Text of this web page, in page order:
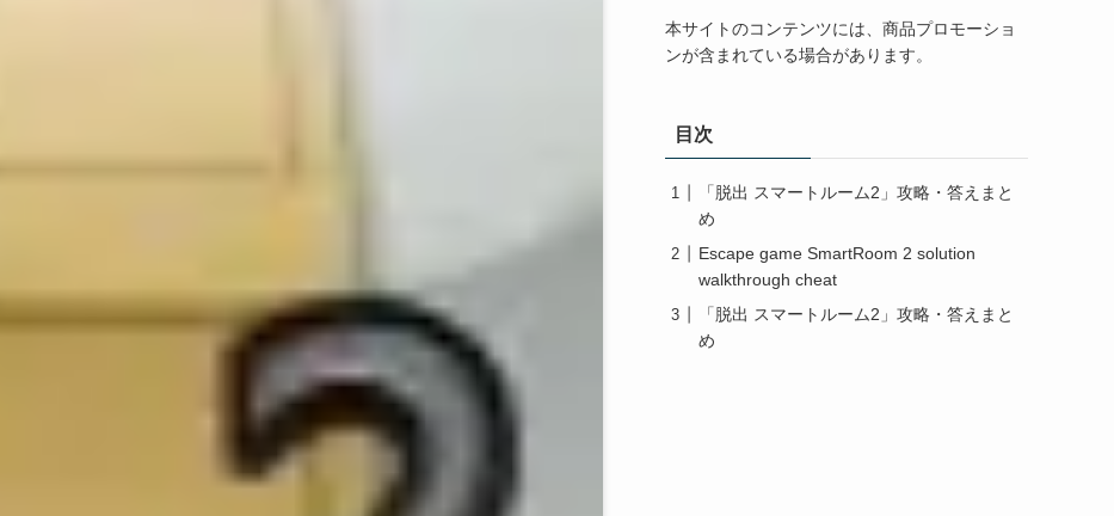
本サイトのコンテンツには、商品プロモーショ
ンが含まれている場合があります。
目次
「脱出 スマートルーム2」攻略・答えまと
め
Escape game SmartRoom 2 solution
walkthrough cheat
「脱出 スマートルーム2」攻略・答えまと
め